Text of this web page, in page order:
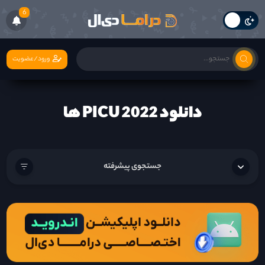
6
ورود/عضویت
دانلود PICU 2022 ها
جستجوی پیشرفته